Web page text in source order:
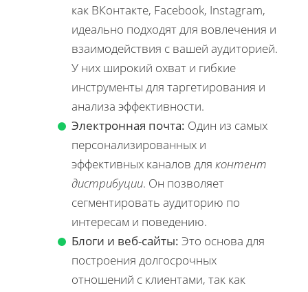
как ВКонтакте, Facebook, Instagram,
идеально подходят для вовлечения и
взаимодействия с вашей аудиторией.
У них широкий охват и гибкие
инструменты для таргетирования и
анализа эффективности.
Электронная почта: Один из самых
персонализированных и
эффективных каналов для контент
дистрибуции. Он позволяет
сегментировать аудиторию по
интересам и поведению.
Блоги и веб-сайты: Это основа для
построения долгосрочных
отношений с клиентами, так как